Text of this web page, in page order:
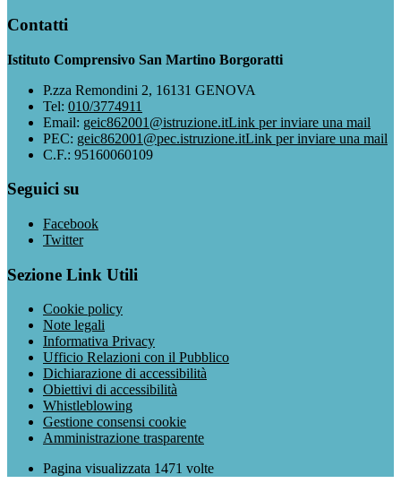
Contatti
Istituto Comprensivo San Martino Borgoratti
P.zza Remondini 2, 16131 GENOVA
Tel: 010/3774911
Email: geic862001@istruzione.itLink per inviare una mail
PEC: geic862001@pec.istruzione.itLink per inviare una mail
C.F.: 95160060109
Seguici su
Facebook
Twitter
Sezione Link Utili
Cookie policy
Note legali
Informativa Privacy
Ufficio Relazioni con il Pubblico
Dichiarazione di accessibilità
Obiettivi di accessibilità
Whistleblowing
Gestione consensi cookie
Amministrazione trasparente
Pagina visualizzata 1471 volte